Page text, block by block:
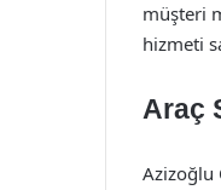
müşteri
hizmeti
Araç
Azizoğlu